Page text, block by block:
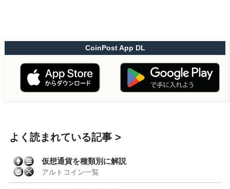
CoinPost App DL
よく読まれている記事
仮想通貨を種類別に解説
アルトコイン一覧